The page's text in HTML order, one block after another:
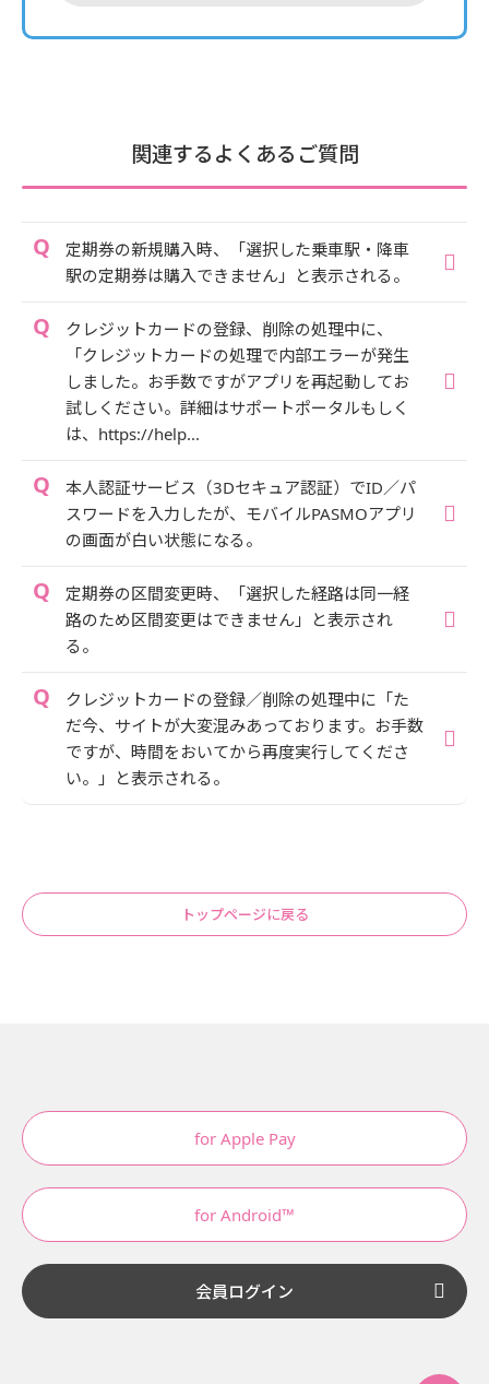
関連するよくあるご質問
定期券の新規購入時、「選択した乗車駅・降車
駅の定期券は購入できません」と表示される。
クレジットカードの登録、削除の処理中に、
「クレジットカードの処理で内部エラーが発生
しました。お手数ですがアプリを再起動してお
試しください。詳細はサポートポータルもしく
は、https://help...
本人認証サービス（3Dセキュア認証）でID／パ
スワードを入力したが、モバイルPASMOアプリ
の画面が白い状態になる。
定期券の区間変更時、「選択した経路は同一経
路のため区間変更はできません」と表示され
る。
クレジットカードの登録／削除の処理中に「た
だ今、サイトが大変混みあっております。お手数
ですが、時間をおいてから再度実行してくださ
い。」と表示される。
トップページに戻る
for Apple Pay
for Android™
会員ログイン